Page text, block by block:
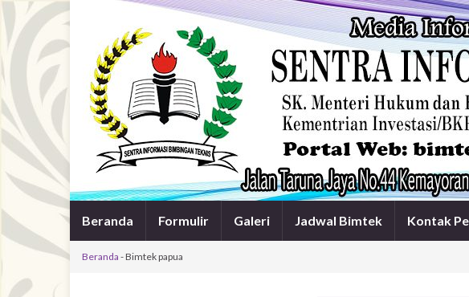
Beranda Formulir Galeri Jadwal Bimtek Kontak
Beranda -Bimtek papua